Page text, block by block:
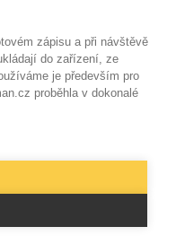
zápisu a při návštěvě
do zařízení, ze
je především pro
proběhla v dokonalé